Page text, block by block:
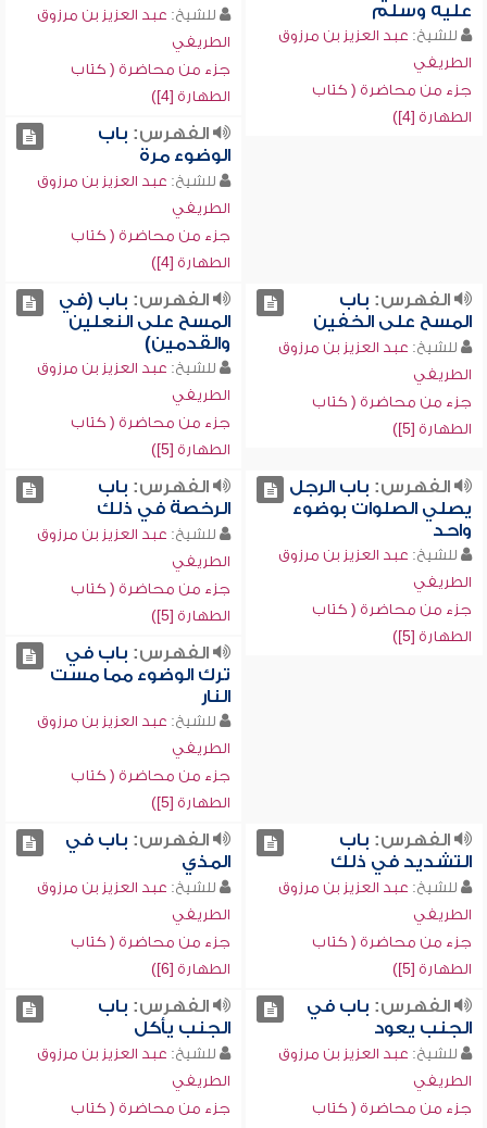
عليه وسلم
للشيخ: عبد العزيز بن مرزوق
الطريفي
جزء من محاضرة ( كتاب
الطهارة [4])
للشيخ: عبد العزيز بن مرزوق
الطريفي
جزء من محاضرة ( كتاب
الطهارة [4])
الفهرس: باب
الوضوء مرة
للشيخ: عبد العزيز بن مرزوق
الطريفي
جزء من محاضرة ( كتاب
الطهارة [4])
الفهرس: باب
المسح على الخفين
للشيخ: عبد العزيز بن مرزوق
الطريفي
جزء من محاضرة ( كتاب
الطهارة [5])
الفهرس: باب (في
المسح على النعلين
والقدمين)
للشيخ: عبد العزيز بن مرزوق
الطريفي
جزء من محاضرة ( كتاب
الطهارة [5])
الفهرس: باب الرجل
يصلي الصلوات بوضوء
واحد
للشيخ: عبد العزيز بن مرزوق
الطريفي
جزء من محاضرة ( كتاب
الطهارة [5])
الفهرس: باب
الرخصة في ذلك
للشيخ: عبد العزيز بن مرزوق
الطريفي
جزء من محاضرة ( كتاب
الطهارة [5])
الفهرس: باب في
ترك الوضوء مما مست
النار
للشيخ: عبد العزيز بن مرزوق
الطريفي
جزء من محاضرة ( كتاب
الطهارة [5])
الفهرس: باب
التشديد في ذلك
للشيخ: عبد العزيز بن مرزوق
الطريفي
جزء من محاضرة ( كتاب
الطهارة [5])
الفهرس: باب في
المذي
للشيخ: عبد العزيز بن مرزوق
الطريفي
جزء من محاضرة ( كتاب
الطهارة [6])
الفهرس: باب في
الجنب يعود
للشيخ: عبد العزيز بن مرزوق
الطريفي
جزء من محاضرة ( كتاب
الفهرس: باب
الجنب يأكل
للشيخ: عبد العزيز بن مرزوق
الطريفي
جزء من محاضرة ( كتاب